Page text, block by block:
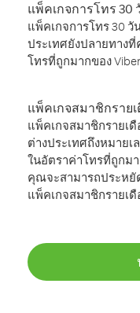
แพ็คเกจการโทร 30
แพ็คเกจการโทร 30
ประเทศยังปลายทาง
โทรที่ถูกมากของ
แพ็คเกจสมาชิกราย
แพ็คเกจสมาชิกรายเ
ต่างประเทศถึงหมาย
ในอัตราค่าโทรที่ถูกม
คุณจะสามารถประห
แพ็คเกจสมาชิกรายเ